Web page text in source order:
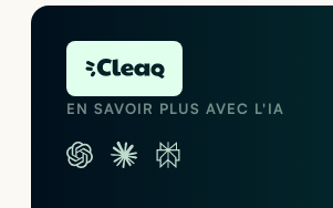
EN SAVOIR PLUS AVEC L'IA